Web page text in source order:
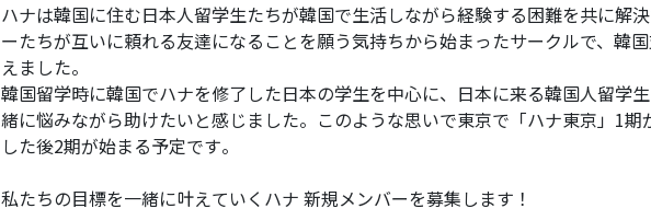
ハナは韓国に住む日本人留学生たちが韓国で生活しながら経験する困難を共に解
ーたちが互いに頼れる友達になることを願う気持ちから始まったサークルで、韓
えました。
韓国留学時に韓国でハナを修了した日本の学生を中心に、日本に来る韓国人留学
緒に悩みながら助けたいと感じました。このような思いで東京で「ハナ東京」1期
した後2期が始まる予定です。
私たちの目標を一緒に叶えていくハナ 新規メンバーを募集します！